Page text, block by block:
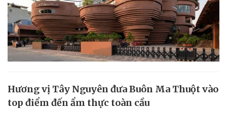
Hương vị Tây Nguyên đưa Buôn Ma Thuột vào
top điểm đến ẩm thực toàn cầu